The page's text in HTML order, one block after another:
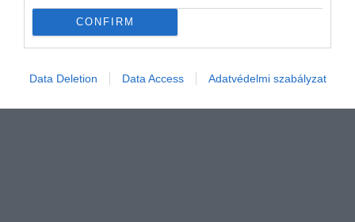
CONFIRM
Data Deletion Data Access Adatvédelmi szabályzat
pedig az is…